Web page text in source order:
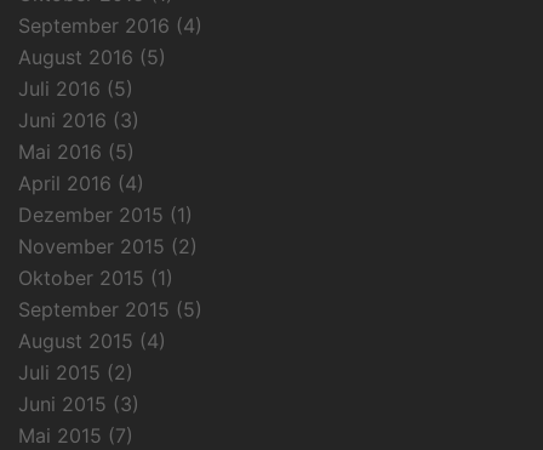
September 2016 (4)
August 2016 (5)
Juli 2016 (5)
Juni 2016 (3)
Mai 2016 (5)
April 2016 (4)
Dezember 2015 (1)
November 2015 (2)
Oktober 2015 (1)
September 2015 (5)
August 2015 (4)
Juli 2015 (2)
Juni 2015 (3)
Mai 2015 (7)